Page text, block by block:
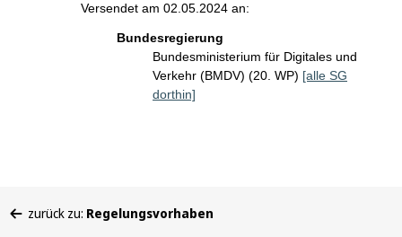
Versendet am 02.05.2024 an:
Bundesregierung
Bundesministerium für Digitales und
Verkehr (BMDV) (20. WP) [alle SG
dorthin]
befinden
zurück zu: Regelungsvorhaben